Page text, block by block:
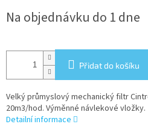
cena:
Na objednávku do 1 dne
Přidat do košíku
Velký průmyslový mechanický filtr
20m3/hod. Výměnné návlekové vložky.
Detailní informace